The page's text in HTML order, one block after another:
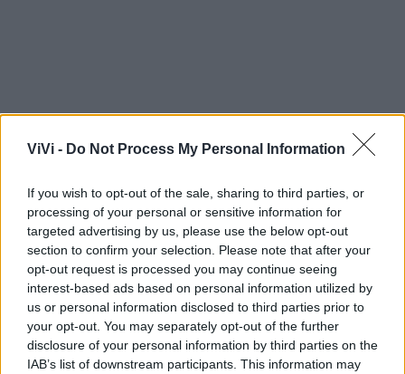
ViVi - Do Not Process My Personal Information
If you wish to opt-out of the sale, sharing to third parties, or
processing of your personal or sensitive information for
targeted advertising by us, please use the below opt-out
section to confirm your selection. Please note that after your
opt-out request is processed you may continue seeing
interest-based ads based on personal information utilized by
us or personal information disclosed to third parties prior to
your opt-out. You may separately opt-out of the further
disclosure of your personal information by third parties on the
IAB’s list of downstream participants. This information may
Ricorrenze e ringraziamenti
Trigesimo